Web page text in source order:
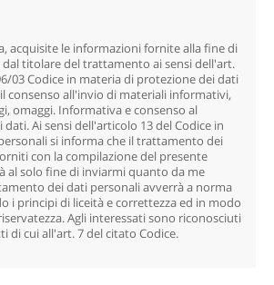
acquisite le informazioni fornite alla fine di
titolare del trattamento ai sensi dell'art.
03 Codice in materia di protezione dei dati
consenso all'invio di materiali informativi,
omaggi. Informativa e consenso al
Ai sensi dell'articolo 13 del Codice in
si informa che il trattamento dei
con la compilazione del presente
al solo fine di inviarmi quanto da me
dei dati personali avverrà a norma
i principi di liceità e correttezza ed in modo
Agli interessati sono riconosciuti
di cui all'art. 7 del citato Codice.